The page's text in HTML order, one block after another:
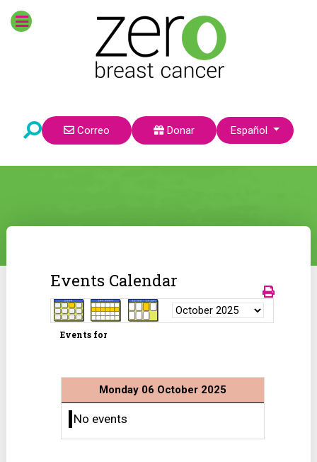
Correo Donar Seleccione su idioma
Español
Events Calendar
Events for
Monday 06 October 2025
No events